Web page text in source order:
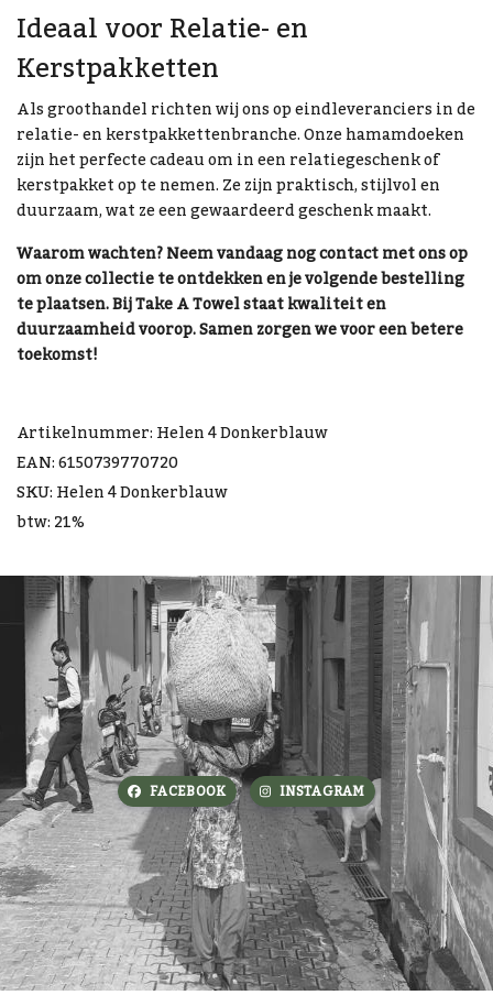
Ideaal voor Relatie- en
Kerstpakketten
Als groothandel richten wij ons op eindleveranciers in de
relatie- en kerstpakkettenbranche. Onze hamamdoeken
zijn het perfecte cadeau om in een relatiegeschenk of
kerstpakket op te nemen. Ze zijn praktisch, stijlvol en
duurzaam, wat ze een gewaardeerd geschenk maakt.
Waarom wachten? Neem vandaag nog contact met ons op
om onze collectie te ontdekken en je volgende bestelling
te plaatsen. Bij Take A Towel staat kwaliteit en
duurzaamheid voorop. Samen zorgen we voor een betere
toekomst!
Artikelnummer: Helen 4 Donkerblauw
EAN: 6150739770720
SKU: Helen 4 Donkerblauw
btw: 21%
FACEBOOK INSTAGRAM